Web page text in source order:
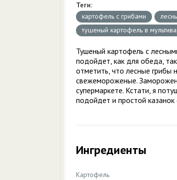
Теги:
картофель с грибами
тушеный картофель в
Тушеный картофель с
подойдет, как для обеда,
отметить, что лесные грибы
свежемороженые.
супермаркете. Кстати, я
подойдет и простой
Ингредиенты
Картофель